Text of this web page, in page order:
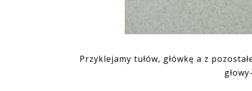
Przyklejamy tułów, główkę a z